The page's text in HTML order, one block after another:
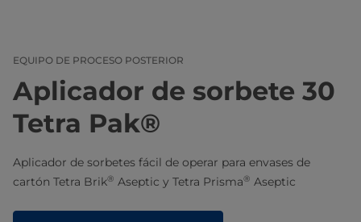
EQUIPO DE PROCESO POSTERIOR
Aplicador de sorbete 30
Tetra Pak®
Aplicador de sorbetes fácil de operar para envases de
cartón Tetra Brik® Aseptic y Tetra Prisma® Aseptic